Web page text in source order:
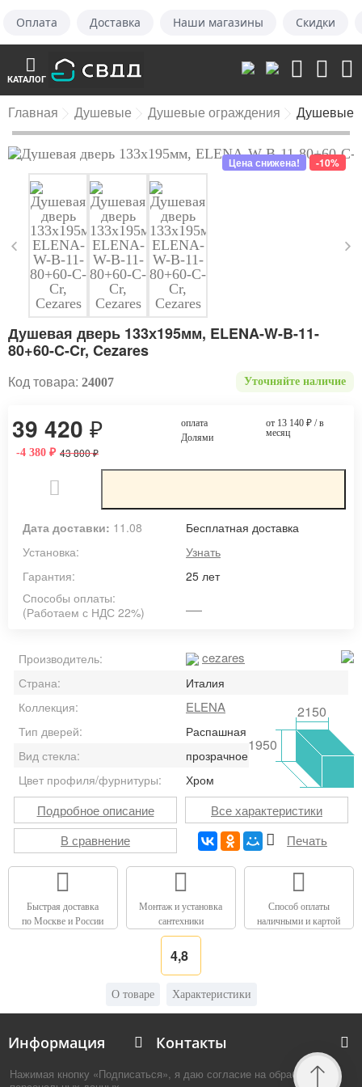
Оплата Доставка Наши магазины Скидки
КАТАЛОГ
Главная Душевые Душевые ограждения Душевые
Цена снижена! -10%
Душевая дверь 133х195мм, ELENA-W-B-11-
80+60-C-Cr, Cezares
Код товара: 24007 Уточняйте наличие
39 420 ₽
-4 380 ₽ 43 800₽
оплата
Долями
от 13 140 ₽/ в
месяц
Дата доставки: 11.08
Бесплатная доставка
Установка:
Узнать
Гарантия:
25 лет
Способы оплаты:
(Работаем с НДС 22%)
Производитель: cezares
Страна:
Италия
Коллекция:
ELENA
Тип дверей:
Распашная
Вид стекла:
прозрачное
Цвет профиля/фурнитуры:
Хром
1950
2150
Подробное описание
Все характеристики
В сравнение
Печать
Быстрая доставка
по Москве и России
Монтаж и установка
сантехники
Способ оплаты
наличными и картой
4,8
О товаре Характеристики
Информация Контакты
Нажимая кнопку «Подписаться», я даю согласие на обработку